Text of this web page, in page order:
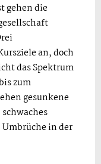
gehen die
an, doch
das Spektrum
zum
gesunkene
in der